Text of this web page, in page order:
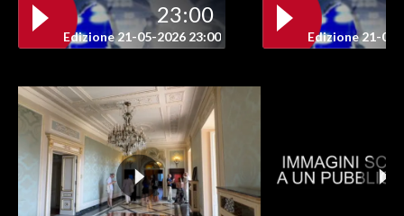
23:00
Edizione 21-05-2026 23:00 Edizione 21-05-